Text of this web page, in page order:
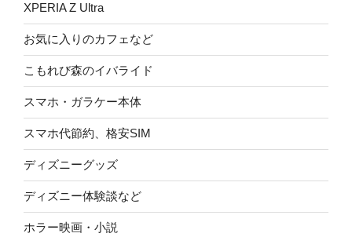
XPERIA Z Ultra
お気に入りのカフェなど
こもれび森のイバライド
スマホ・ガラケー本体
スマホ代節約、格安SIM
ディズニーグッズ
ディズニー体験談など
ホラー映画・小説